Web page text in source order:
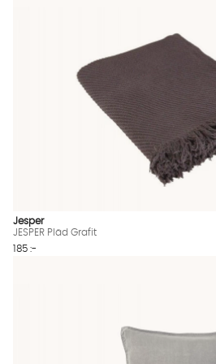
Jesper
JESPER Pläd Grafit
185 :-